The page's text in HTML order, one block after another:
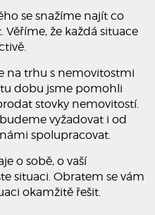
se snažíme najít co
Věříme, že každá situace
na trhu s nemovitostmi
dobu jsme pomohli
stovky nemovitostí.
vyžadovat i od
spolupracovat.
o sobě, o vaší
situaci. Obratem se vám
okamžitě řešit.